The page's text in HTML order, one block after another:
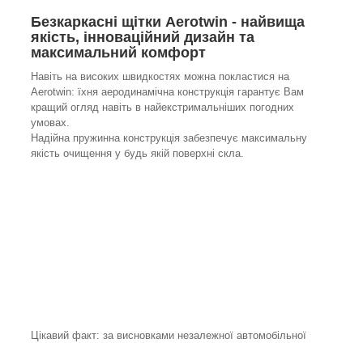
Безкаркасні щітки Aerotwin - найвища
якість, інноваційний дизайн та
максимальний комфорт
Навіть на високих швидкостях можна покластися на
Aerotwin: їхня аеродинамічна конструкція гарантує Вам
кращий огляд навіть в найекстримальніших погодних
умовах.
Надійна пружинна конструкція забезпечує максимальну
якість очищення у будь якій поверхні скла.
Цікавий факт: за висновками незалежної автомобільної